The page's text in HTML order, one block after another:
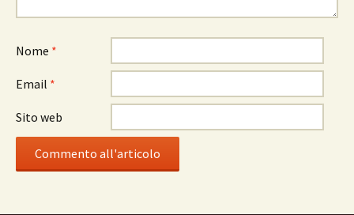
Nome *
Email *
Sito web